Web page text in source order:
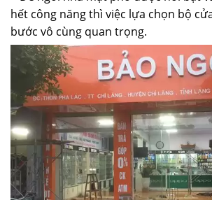
hết công năng thì việc lựa chọn bộ
bước vô cùng quan trọng.